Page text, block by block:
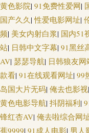
夜传媒A午夜 97资源中文
黄色影院| 91免费性爱网|
国产久久|性爱电影网址|
频| 美女内射白浆| 国内51
站| 日韩中文字幕| 91黑丝
AV| 瑟瑟导航| 日韩狼友网
款看| 91在线观看网址| 99
岛国大片无码| 俺去也影视|
黄色电影导航| 抖阴福利|
锋红杏AV| 俺去啦综合网
蕉9999| 91成人电影| 男人